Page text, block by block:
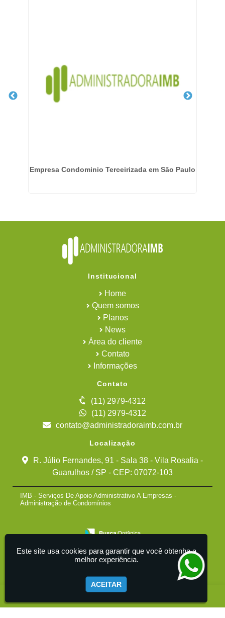
Empresa Condominio Terceirizada em São Paulo
Institucional
Home
Quem somos
Planos
News
Área do cliente
Contato
Informações
Contato
(11) 2979-4312
(11) 2979-4312
contato@administradoraimb.com.br
Localização
R. Júlio Fernandes, 91 - Sala 38 - Vila Rosalia -
Guarulhos / SP - CEP: 07072-103
IMB - Serviços De Apoio Administrativo A Empresas -
Administração de Condomínios
Este site usa cookies para garantir que você obtenha a
melhor experiência.
ACEITAR